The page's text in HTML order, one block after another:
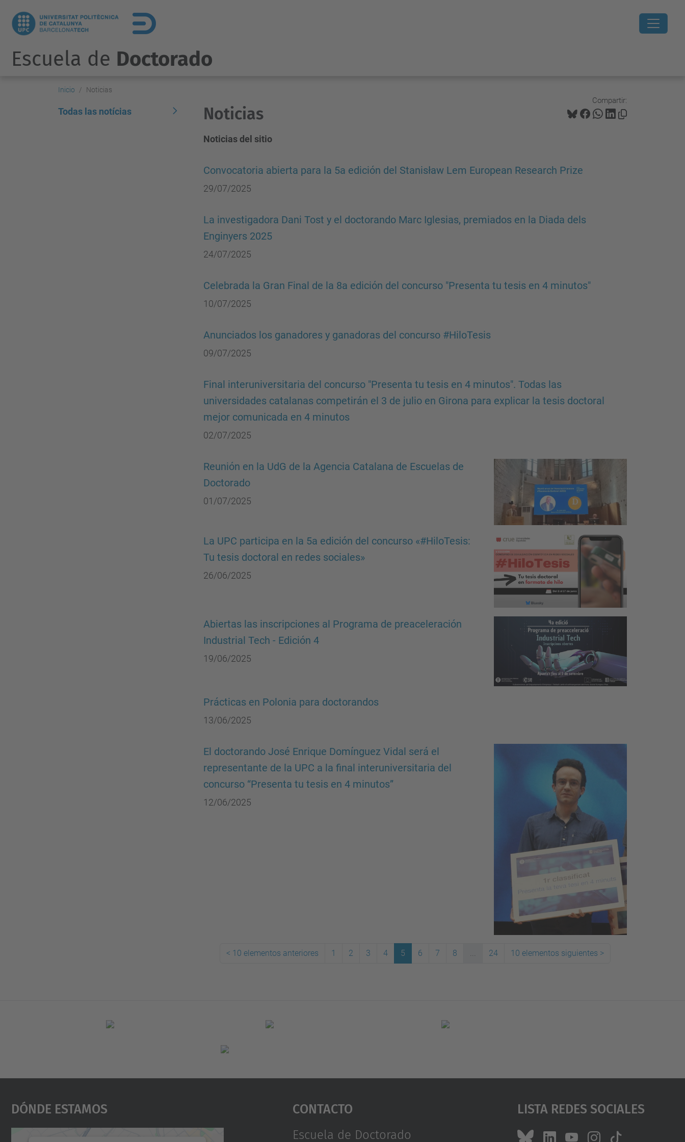
Escuela de Doctorado
Inicio Noticias
Compartir:
Noticias
Noticias del sitio
Convocatoria abierta para la 5a edición del Stanisław Lem European Research Prize
29/07/2025
La investigadora Dani Tost y el doctorando Marc Iglesias, premiados en la Diada dels
Enginyers 2025
24/07/2025
Celebrada la Gran Final de la 8a edición del concurso "Presenta tu tesis en 4 minutos"
10/07/2025
Anunciados los ganadores y ganadoras del concurso #HiloTesis
09/07/2025
Final interuniversitaria del concurso "Presenta tu tesis en 4 minutos". Todas las
universidades catalanas competirán el 3 de julio en Girona para explicar la tesis doctoral
mejor comunicada en 4 minutos
02/07/2025
Reunión en la UdG de la Agencia Catalana de Escuelas de
Doctorado
01/07/2025
La UPC participa en la 5a edición del concurso «#HiloTesis:
Tu tesis doctoral en redes sociales»
26/06/2025
Abiertas las inscripciones al Programa de preaceleración
Industrial Tech - Edición 4
19/06/2025
Prácticas en Polonia para doctorandos
13/06/2025
El doctorando José Enrique Domínguez Vidal será el
representante de la UPC a la final interuniversitaria del
concurso “Presenta tu tesis en 4 minutos”
12/06/2025
< 10 elementos anteriores 1 2 3 4 5 6 7 8 ... 24 10 elementos siguientes >
Todas las notícias
Dónde Estamos Contacto
Escuela de Doctorado
Lista Redes Sociales